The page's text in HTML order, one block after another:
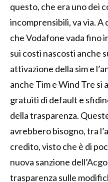
questo, che era uno dei
incomprensibili, va via.
che Vodafone vada fino
sui costi nascosti anche
attivazione della sim e
anche Tim e Wind Tre si
gratuiti di default e
della trasparenza.
avrebbero bisogno, tra
credito, visto che è di
nuova sanzione
trasparenza sulle